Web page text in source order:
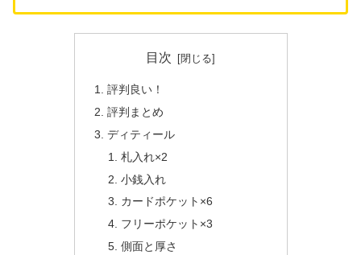
目次
評判良い！
評判まとめ
ディティール
札入れ×2
小銭入れ
カードポケット×6
フリーポケット×3
側面と厚さ